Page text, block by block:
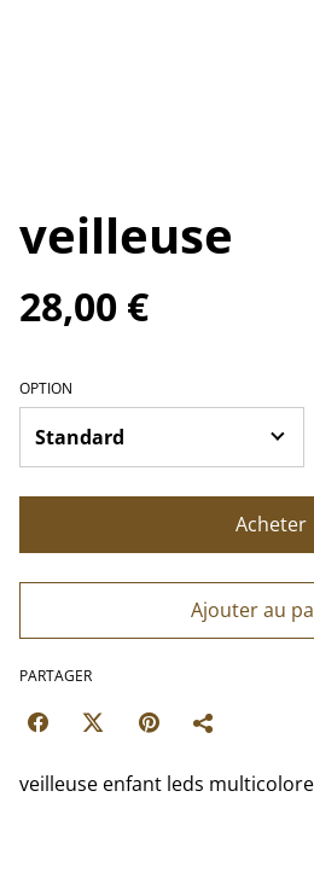
veilleuse
28,00 €
OPTION
Acheter
Ajouter au
PARTAGER
veilleuse enfant leds